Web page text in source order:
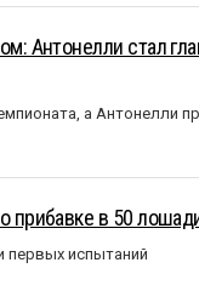
Антонелли стал
а Антонелли
прибавке в 50
первых испытаний